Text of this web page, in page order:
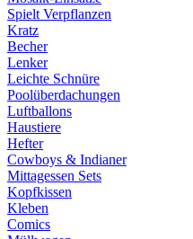
Spielt Verpflanzen
Kratz
Becher
Lenker
Leichte Schnüre
Poolüberdachungen
Luftballons
Haustiere
Hefter
Cowboys & Indianer
Mittagessen Sets
Kopfkissen
Kleben
Comics